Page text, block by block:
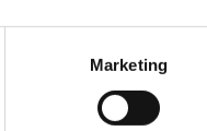
Marketing